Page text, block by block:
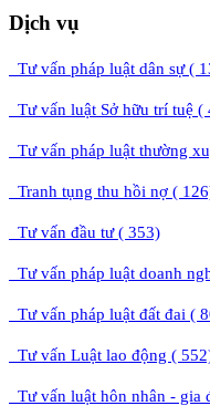
Dịch vụ
Tư vấn pháp luật dân sự (
Tư vấn luật Sở hữu trí tuệ (
Tư vấn pháp luật thường
Tranh tụng thu hồi nợ (
Tư vấn đầu tư ( 353)
Tư vấn pháp luật doanh
Tư vấn pháp luật đất đai (
Tư vấn Luật lao động (
Tư vấn luật hôn nhân - gia